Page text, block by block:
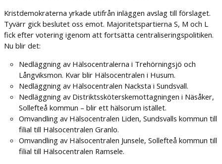
Kristdemokraterna yrkade utifrån inläggen avslag till förslaget.
Tyvärr gick beslutet oss emot. Majoritetspartierna S, M och L
fick efter votering igenom att fortsätta centraliseringspolitiken.
Nu blir det:
Nedläggning av Hälsocentralerna i Trehörningsjö och
Långviksmon. Kvar blir Hälsocentralen i Husum.
Nedläggning av Hälsocentralen Nacksta i Sundsvall.
Nedläggning av Distriktssköterskemottagningen i Näsåker,
Sollefteå kommun – blir ett hälsorum istället.
Omvandling av Hälsocentralen Liden, Sundsvalls kommun till
filial till Hälsocentralen Granlo.
Omvandling av Hälsocentralen Junsele, Sollefteå kommun till
filial till Hälsocentralen Ramsele.